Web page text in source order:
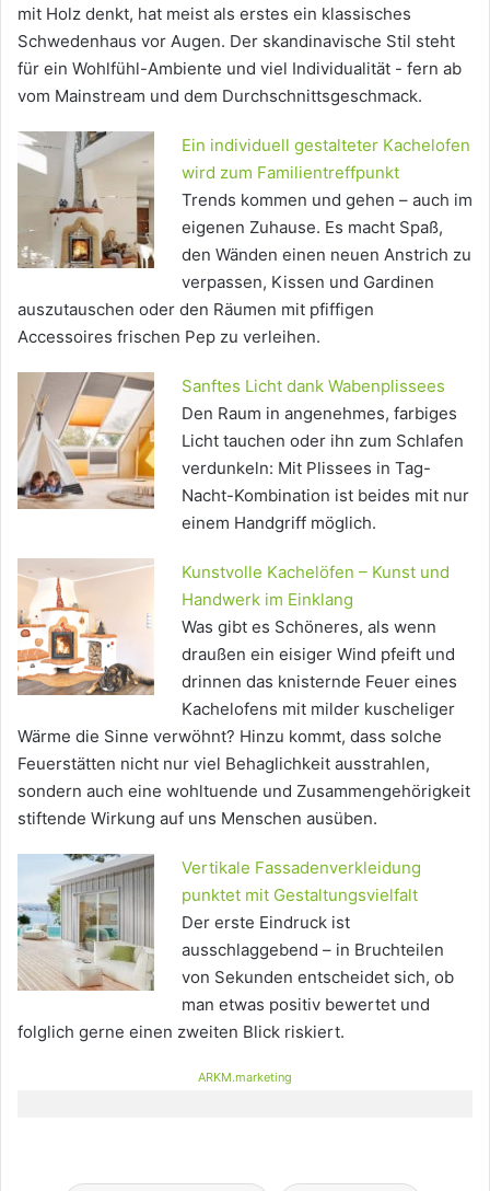
mit Holz denkt, hat meist als erstes ein klassisches
Schwedenhaus vor Augen. Der skandinavische Stil steht
für ein Wohlfühl-Ambiente und viel Individualität - fern ab
vom Mainstream und dem Durchschnittsgeschmack.
Ein individuell gestalteter Kachelofen
wird zum Familientreffpunkt
Trends kommen und gehen – auch im
eigenen Zuhause. Es macht Spaß,
den Wänden einen neuen Anstrich zu
verpassen, Kissen und Gardinen
auszutauschen oder den Räumen mit pfiffigen
Accessoires frischen Pep zu verleihen.
Sanftes Licht dank Wabenplissees
Den Raum in angenehmes, farbiges
Licht tauchen oder ihn zum Schlafen
verdunkeln: Mit Plissees in Tag-
Nacht-Kombination ist beides mit nur
einem Handgriff möglich.
Kunstvolle Kachelöfen – Kunst und
Handwerk im Einklang
Was gibt es Schöneres, als wenn
draußen ein eisiger Wind pfeift und
drinnen das knisternde Feuer eines
Kachelofens mit milder kuscheliger
Wärme die Sinne verwöhnt? Hinzu kommt, dass solche
Feuerstätten nicht nur viel Behaglichkeit ausstrahlen,
sondern auch eine wohltuende und Zusammengehörigkeit
stiftende Wirkung auf uns Menschen ausüben.
Vertikale Fassadenverkleidung
punktet mit Gestaltungsvielfalt
Der erste Eindruck ist
ausschlaggebend – in Bruchteilen
von Sekunden entscheidet sich, ob
man etwas positiv bewertet und
folglich gerne einen zweiten Blick riskiert.
ARKM.marketing